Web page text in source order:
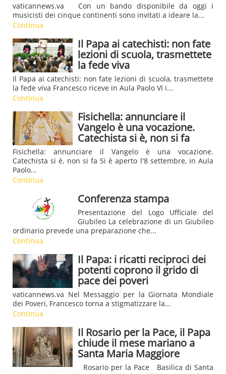
vaticannews.va Con un bando disponibile da oggi i
musicisti dei cinque continenti sono invitati a ideare la...
Continua
Il Papa ai catechisti: non fate
lezioni di scuola, trasmettete
la fede viva
Il Papa ai catechisti: non fate lezioni di scuola, trasmettete
la fede viva Francesco riceve in Aula Paolo VI i...
Continua
Fisichella: annunciare il
Vangelo è una vocazione.
Catechista si è, non si fa
Fisichella: annunciare il Vangelo è una vocazione.
Catechista si è, non si fa Si è aperto l'8 settembre, in Aula
Paolo...
Continua
Conferenza stampa
Presentazione del Logo Ufficiale del
Giubileo La celebrazione di un Giubileo
ordinario prevede una preparazione che...
Continua
Il Papa: i ricatti reciproci dei
potenti coprono il grido di
pace dei poveri
vaticannews.va Nel Messaggio per la Giornata Mondiale
dei Poveri, Francesco torna a stigmatizzare la...
Continua
Il Rosario per la Pace, il Papa
chiude il mese mariano a
Santa Maria Maggiore
Rosario per la Pace Basilica di Santa